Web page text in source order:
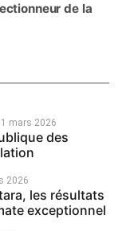
de la
mars 2026
des
2026
les résultats
exceptionnel